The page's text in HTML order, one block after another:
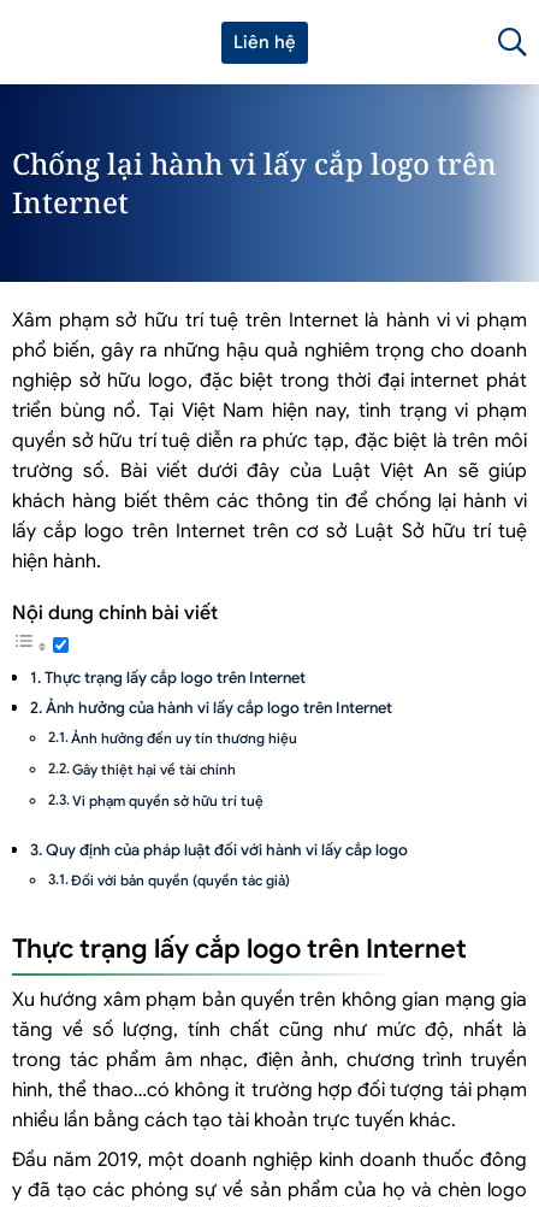
Liên hệ
Chống lại hành vi lấy cắp logo trên
Internet
Xâm phạm sở hữu trí tuệ trên Internet là hành vi vi phạm
phổ biến, gây ra những hậu quả nghiêm trọng cho doanh
nghiệp sở hữu logo, đặc biệt trong thời đại internet phát
triển bùng nổ. Tại Việt Nam hiện nay, tình trạng vi phạm
quyền sở hữu trí tuệ diễn ra phức tạp, đặc biệt là trên môi
trường số. Bài viết dưới đây của Luật Việt An sẽ giúp
khách hàng biết thêm các thông tin để chống lại hành vi
lấy cắp logo trên Internet trên cơ sở Luật Sở hữu trí tuệ
hiện hành.
Nội dung chính bài viết
Thực trạng lấy cắp logo trên Internet
Ảnh hưởng của hành vi lấy cắp logo trên Internet
Ảnh hưởng đến uy tín thương hiệu
Gây thiệt hại về tài chính
Vi phạm quyền sở hữu trí tuệ
Quy định của pháp luật đối với hành vi lấy cắp logo
Đối với bản quyền (quyền tác giả)
Đối với chỉ dẫn thương mại
Phương án chống lại hành vi lấy cắp logo trên Internet
Đăng ký bảo hộ logo độc quyền
Sử dụng logo có dấu hiệu nhận diện thương hiệu
Sử dụng hình ảnh logo có độ phân giải thấp
Đánh dấu logo bằng chữ ký số
Theo dõi và giám sát việc sử dụng logo
Nâng cao nhận thức về tầm quan trọng của việc bảo vệ logo
Thực trạng lấy cắp logo trên Internet
Xu hướng xâm phạm bản quyền trên không gian mạng gia
tăng về số lượng, tính chất cũng như mức độ, nhất là
trong tác phẩm âm nhạc, điện ảnh, chương trình truyền
hình, thể thao…có không ít trường hợp đối tượng tái phạm
nhiều lần bằng cách tạo tài khoản trực tuyến khác.
Đầu năm 2019, một doanh nghiệp kinh doanh thuốc đông
y đã tạo các phóng sự về sản phẩm của họ và chèn logo